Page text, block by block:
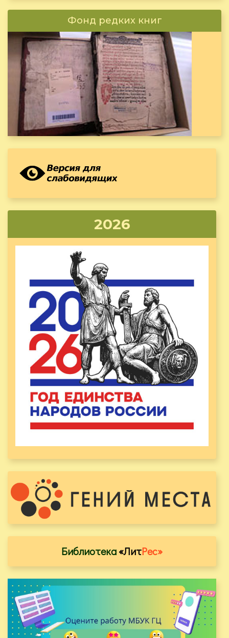
Фонд редких книг
2026
Библиотека«ЛитРес»